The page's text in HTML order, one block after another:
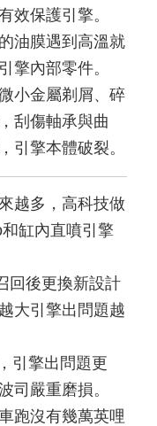
效保護引擎。
油膜遇到高溫就
擎內部零件。
小金屬剃屑、碎
刮傷軸承與曲
引擎本體破裂。
越多，高科技做
缸內直噴引擎
回後更換新設計
大引擎出問題越
引擎出問題更
司嚴重磨損。
跑沒有幾萬英哩